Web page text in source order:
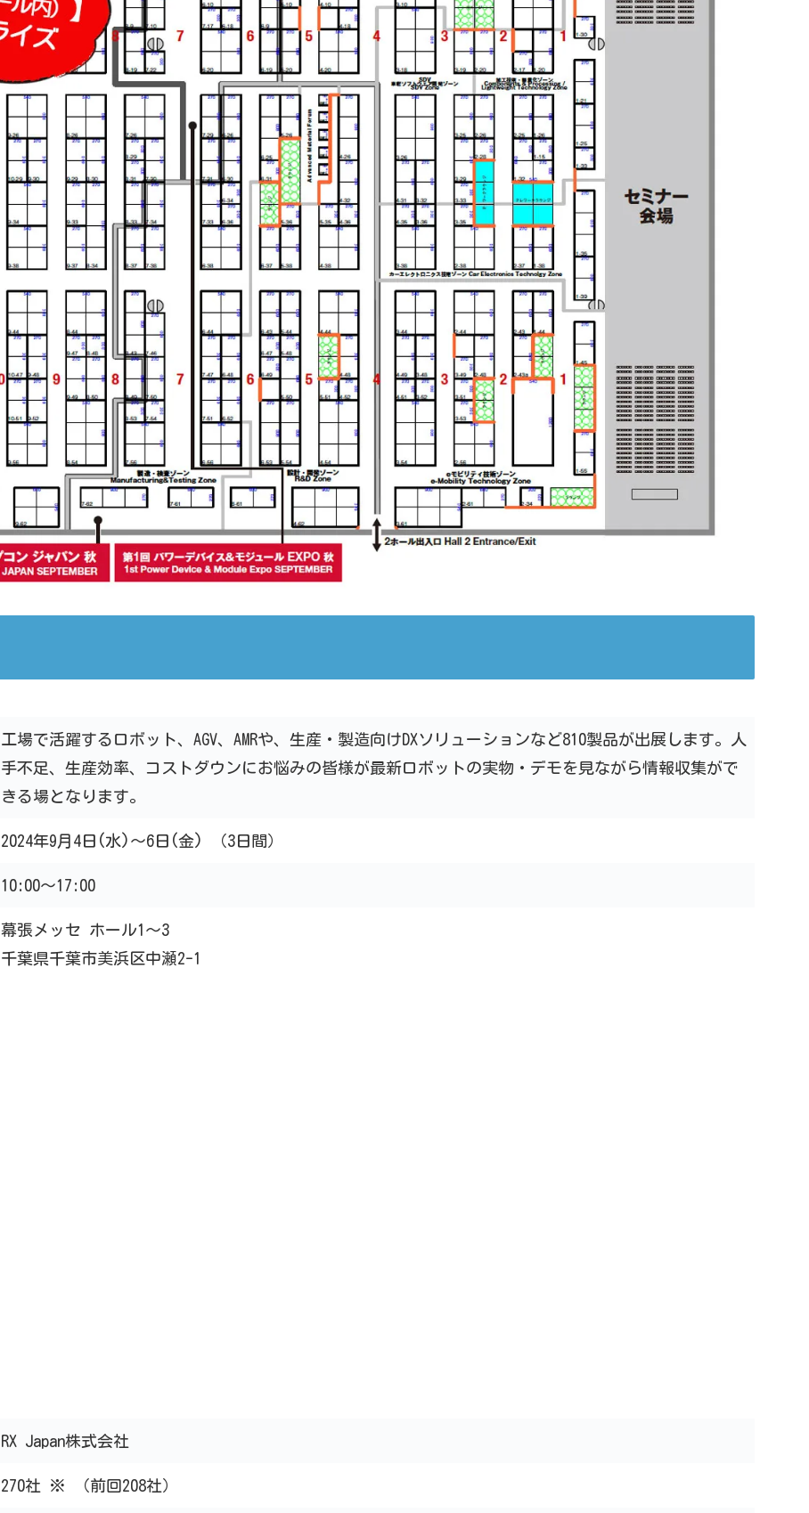
工場で活躍するロボット、AGV、AMRや、生産・製造向けDXソリューションなど810製品が出展します。人
手不足、生産効率、コストダウンにお悩みの皆様が最新ロボットの実物・デモを見ながら情報収集がで
きる場となります。
2024年9月4日(水)～6日(金) （3日間）
10:00～17:00
幕張メッセ ホール1～3
千葉県千葉市美浜区中瀬2-1
RX Japan株式会社
270社 ※ （前回208社）